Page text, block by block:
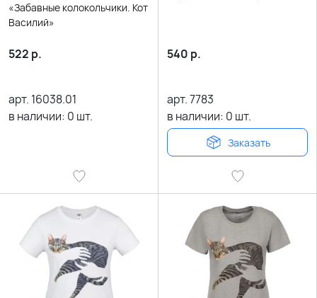
«Забавные колокольчики. Кот
Василий»
522 р.
арт. 16038.01
в наличии: 0 шт.
540 р.
арт.7783
в наличии: 0 шт.
Заказать